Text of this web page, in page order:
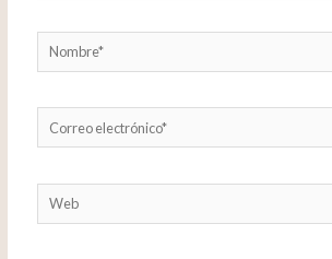
Nombre*
electrónico*
Web